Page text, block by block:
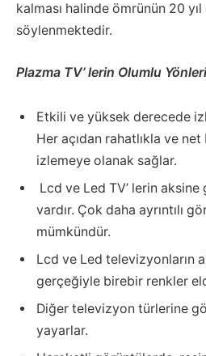
kalması halinde ömrünün 20
söylenmektedir.
Plazma TV’ lerin Olumlu Yönleri
Etkili ve yüksek derecede
Her açıdan rahatlıkla ve
izlemeye olanak sağlar.
Lcd ve Led TV’ lerin
vardır. Çok daha ayrıntılı
mümkündür.
Lcd ve Led televizyonların
gerçeğiyle birebir renkler
Diğer televizyon türlerine
yayarlar.